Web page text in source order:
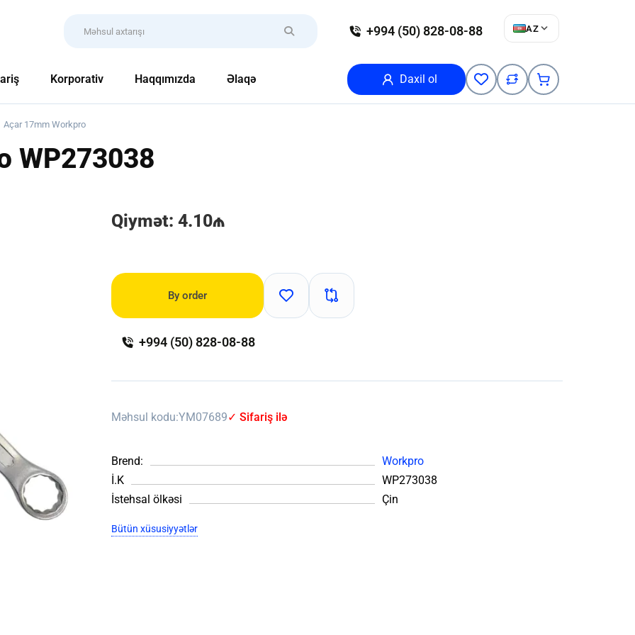
+994 (50) 828-08-88 AZ
Korporativ Haqqımızda Əlaqə Daxil ol
Açar 17mm Workpro
WP273038
Qiymət: 4.10₼
By order
+994 (50) 828-08-88
Məhsul kodu:YM07689✓ Sifariş ilə
Brend:
Workpro
İ.K
WP273038
İstehsal ölkəsi
Çin
Bütün xüsusiyyətlər